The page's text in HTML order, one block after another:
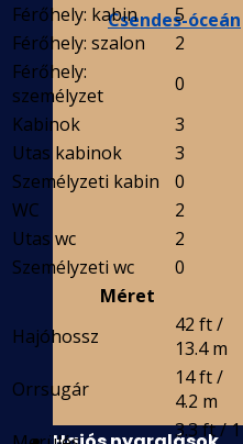
Csendes-óceán
Férőhely: kabin
5
Férőhely: szalon
2
Férőhely:
személyzet
0
Kabinok
3
Utas kabinok
3
Személyzeti kabin
0
WC
2
Utas wc
2
Személyzeti wc
0
Méret
Hajóhossz
42 ft /
13.4 m
Orrsugár
14 ft /
4.2 m
3.3 ft / 1